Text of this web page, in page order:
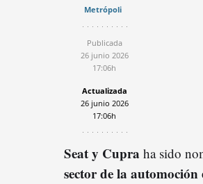
Metrópoli
Publicada
26 junio 2026
17:06h
Actualizada
26 junio 2026
17:06h
Seat y Cupra ha sido
sector de la automoción